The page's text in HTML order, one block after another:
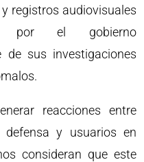
registros audiovisuales
por el gobierno
de sus investigaciones
reacciones entre
defensa y usuarios en
consideran que este